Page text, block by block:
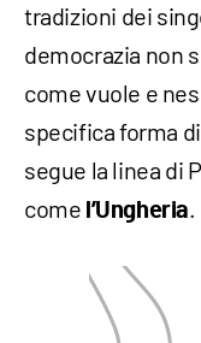
tradizioni dei
democrazia non
come vuole e
specifica forma
segue la linea di
come l’Ungheria.